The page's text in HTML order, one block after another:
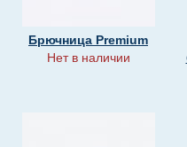
Брючница Premium
Нет в наличии